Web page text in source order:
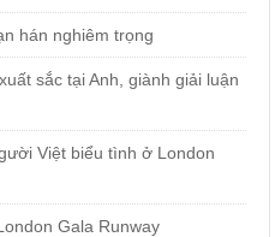
hán nghiêm trọng
sắc tại Anh, giành giải luận
Việt biểu tình ở London
Gala Runway